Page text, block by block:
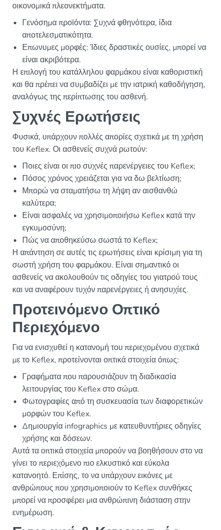
οικονομικά πλεονεκτήματα.
Γενόσημα προϊόντα: Συχνά φθηνότερα, ίδια
αποτελεσματικότητα.
Επωνυμες μορφές: Ίδιες δραστικές ουσίες, μπορεί να
είναι ακριβότερα.
Η επιλογή του κατάλληλου φαρμάκου είναι καθοριστική
και θα πρέπει να συμβαδίζει με την ιατρική καθοδήγηση,
αναλόγως της περίπτωσης του ασθενή.
Συχνές Ερωτήσεις
Φυσικά, υπάρχουν πολλές απορίες σχετικά με τη χρήση
του Keflex. Οι ασθενείς συχνά ρωτούν:
Ποιες είναι οι πιο συχνές παρενέργειες του Keflex;
Πόσος χρόνος χρειάζεται για να δω βελτίωση;
Μπορώ να σταματήσω τη λήψη αν αισθανθώ
καλύτερα;
Είναι ασφαλές να χρησιμοποιήσω Keflex κατά την
εγκυμοσύνη;
Πώς να αποθηκεύσω σωστά το Keflex;
Η απάντηση σε αυτές τις ερωτήσεις είναι κρίσιμη για τη
σωστή χρήση του φαρμάκου. Είναι σημαντικό οι
ασθενείς να ακολουθούν τις οδηγίες του γιατρού τους
και να αναφέρουν τυχόν παρενέργειες ή ανησυχίες.
Προτεινόμενο Οπτικό
Περιεχόμενο
Για να ενισχυθεί η κατανομή του περιεχομένου σχετικά
με το Keflex, προτείνονται οπτικά στοιχεία όπως:
Γραφήματα που παρουσιάζουν τη διαδικασία
λειτουργίας του Keflex στο σώμα.
Φωτογραφίες από τη συσκευασία των διαφορετικών
μορφών του Keflex.
Δημιουργία infographics με κατευθυντήριες οδηγίες
χρήσης και δόσεων.
Αυτά τα οπτικά στοιχεία μπορούν να βοηθήσουν στο να
γίνει το περιεχόμενο πιο ελκυστικό και εύκολα
κατανοητό. Επίσης, το να υπάρχουν εικόνες με
ανθρώπους που χρησιμοποιούν το Keflex συνθήκες
μπορεί να προσφέρει μια ανθρώπινη διάσταση στην
ενημέρωση.